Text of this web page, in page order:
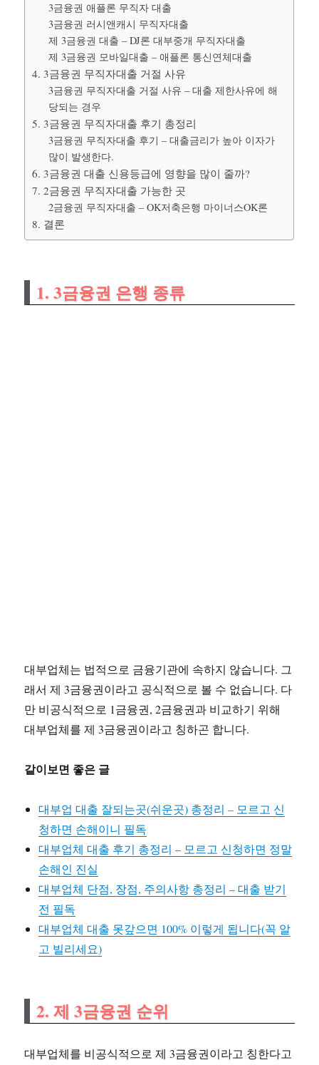
3금융권 애플론 무직자 대출
3금융권 러시앤캐시 무직자대출
제 3금융권 대출 – DJ론 대부중개 무직자대출
제 3금융권 모바일대출 – 애플론 통신연체대출
4. 3금융권 무직자대출 거절 사유
3금융권 무직자대출 거절 사유 – 대출 제한사유에 해
당되는 경우
5. 3금융권 무직자대출 후기 총정리
3금융권 무직자대출 후기 – 대출금리가 높아 이자가
많이 발생한다.
6. 3금융권 대출 신용등급에 영향을 많이 줄까?
7. 2금융권 무직자대출 가능한 곳
2금융권 무직자대출 – OK저축은행 마이너스OK론
8. 결론
1. 3금융권 은행 종류
대부업체는 법적으로 금융기관에 속하지 않습니다. 그
래서 제 3금융권이라고 공식적으로 볼 수 없습니다. 다
만 비공식적으로 1금융권, 2금융권과 비교하기 위해
대부업체를 제 3금융권이라고 칭하곤 합니다.
같이보면 좋은 글
대부업 대출 잘되는곳(쉬운곳) 총정리 – 모르고 신
청하면 손해이니 필독
대부업체 대출 후기 총정리 – 모르고 신청하면 정말
손해인 진실
대부업체 단점, 장점, 주의사항 총정리 – 대출 받기
전 필독
대부업체 대출 못갚으면 100% 이렇게 됩니다(꼭 알
고 빌리세요)
2. 제 3금융권 순위
대부업체를 비공식적으로 제 3금융권이라고 칭한다고